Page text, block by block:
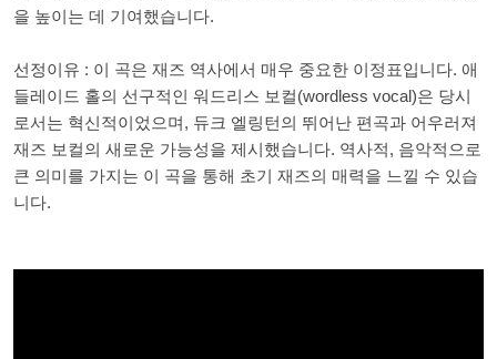
을 높이는 데 기여했습니다.
선정이유 : 이 곡은 재즈 역사에서 매우 중요한 이정표입니다. 애
들레이드 홀의 선구적인 워드리스 보컬(wordless vocal)은 당시
로서는 혁신적이었으며, 듀크 엘링턴의 뛰어난 편곡과 어우러져
재즈 보컬의 새로운 가능성을 제시했습니다. 역사적, 음악적으로
큰 의미를 가지는 이 곡을 통해 초기 재즈의 매력을 느낄 수 있습
니다.